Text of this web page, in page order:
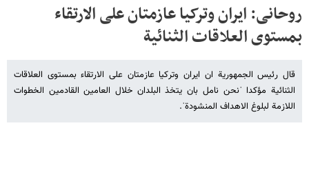
روحانی: ایران وترکیا عازمتان علی الارتقاء
بمستوی العلاقات الثنائیة
قال رئیس الجمهوریة ان ایران وترکیا عازمتان علی الارتقاء بمستوی العلاقات
الثنائیة مؤکدا ˈنحن نامل بان یتخذ البلدان خلال العامین القادمین الخطوات
اللازمة لبلوغ الاهداف المنشودةˈ.